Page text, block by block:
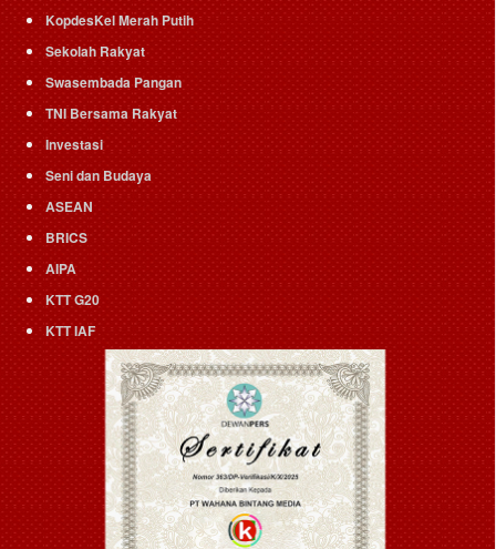
KopdesKel Merah Putih
Sekolah Rakyat
Swasembada Pangan
TNI Bersama Rakyat
Investasi
Seni dan Budaya
ASEAN
BRICS
AIPA
KTT G20
KTT IAF